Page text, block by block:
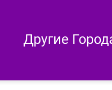
Другие